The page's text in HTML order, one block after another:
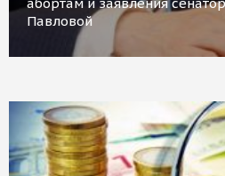
Павловой